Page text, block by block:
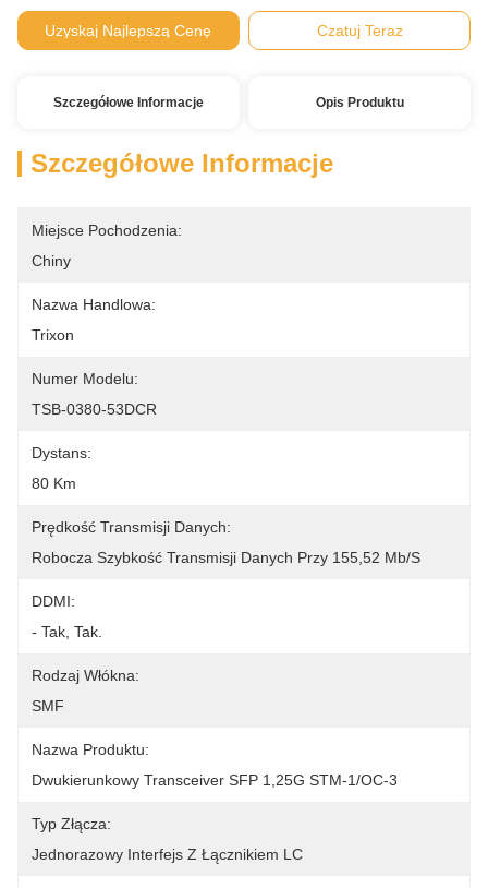
Uzyskaj Najlepszą Cenę Czatuj Teraz
Szczegółowe Informacje Opis Produktu
Szczegółowe Informacje
Miejsce Pochodzenia:
Chiny
Nazwa Handlowa:
Trixon
Numer Modelu:
TSB-0380-53DCR
Dystans:
80 Km
Prędkość Transmisji Danych:
Robocza Szybkość Transmisji Danych Przy 155,52 Mb/s
DDMI:
- Tak, Tak.
Rodzaj Włókna:
SMF
Nazwa Produktu:
Dwukierunkowy Transceiver SFP 1,25G STM-1/OC-3
Typ Złącza:
Jednorazowy Interfejs Z Łącznikiem LC